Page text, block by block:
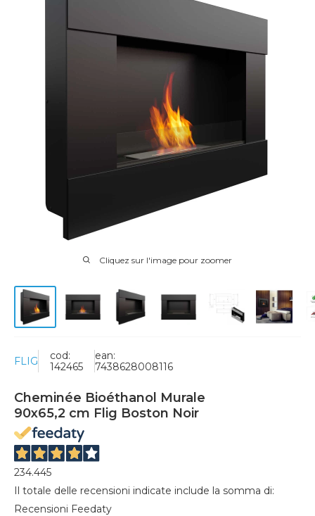
Cliquez sur l'image pour zoomer
FLIG
cod:
142465
ean:
7438628008116
Cheminée Bioéthanol Murale
90x65,2 cm Flig Boston Noir
234.445
Il totale delle recensioni indicate include la somma di:
Recensioni Feedaty